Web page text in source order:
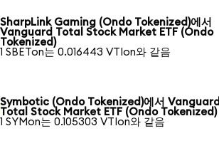
SharpLink Gaming (Ondo Tokenized)에서
Vanguard Total Stock Market ETF (Ondo
Tokenized)
1 SBETon는 0.016443 VTIon와 같음
Symbotic (Ondo Tokenized)에서 Vanguard
Total Stock Market ETF (Ondo Tokenized)
1 SYMon는 0.105303 VTIon와 같음